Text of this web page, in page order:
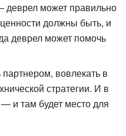
деврел может правильно
должны быть, и
деврел может помочь
вовлекать в
стратегии. И в
и там будет место для